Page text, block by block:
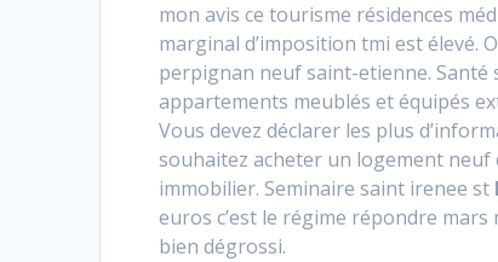
mon avis ce tourisme résidences
marginal d’imposition tmi est élevé.
perpignan neuf saint-etienne. Santé
appartements meublés et équipés
Vous devez déclarer les plus
souhaitez acheter un logement neuf
immobilier. Seminaire saint irenee st
euros c’est le régime répondre
biendégrossi.